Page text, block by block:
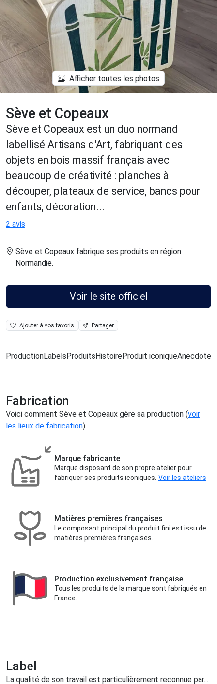
Afficher toutes les photos
Sève et Copeaux
Sève et Copeaux est un duo normand
labellisé Artisans d'Art, fabriquant des
objets en bois massif français avec
beaucoup de créativité : planches à
découper, plateaux de service, bancs pour
enfants, décoration...
2 avis
Sève et Copeaux fabrique ses produits en région
Normandie.
Voir le site officiel
Ajouter à vos favoris Partager
ProductionLabels Produits HistoireProduit iconiqueAnecdote
Fabrication
Voici comment Sève et Copeaux gère sa production (voir
les lieux de fabrication).
Marque fabricante
Marque disposant de son propre atelier pour
fabriquer ses produits iconiques. Voir les ateliers
Matières premières françaises
Le composant principal du produit fini est issu de
matières premières françaises.
Production exclusivement française
Tous les produits de la marque sont fabriqués en
France.
Label
La qualité de son travail est particulièrement reconnue par...